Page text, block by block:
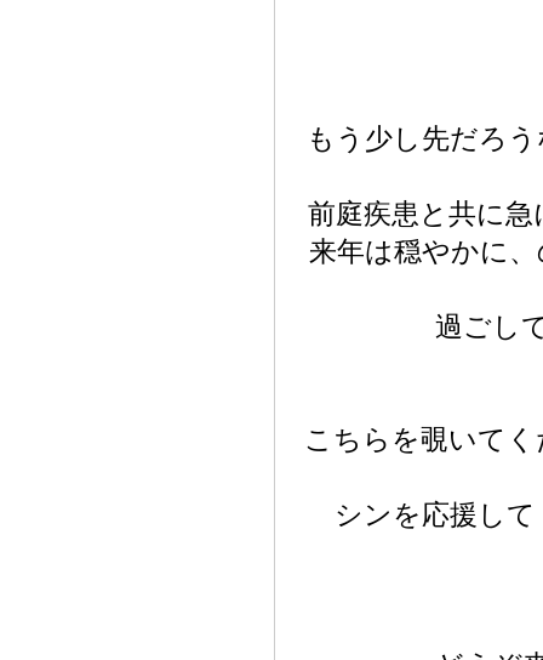
もう少し先だろ
前庭疾患と共に
来年は穏やかに
過ごし
こちらを覗いて
シンを応援し